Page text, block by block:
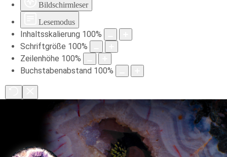
Bildschirmleser
Lesemodus
Inhaltsskalierung 100%
Schriftgröße 100%
Zeilenhöhe 100%
Buchstabenabstand 100%